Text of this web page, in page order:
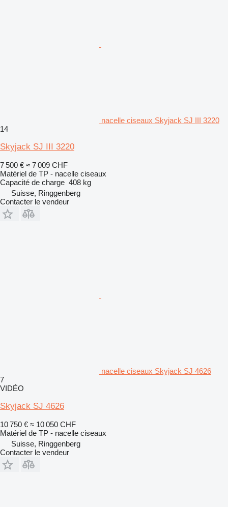
nacelle ciseaux Skyjack SJ III 3220
14
Skyjack SJ III 3220
7 500 € ≈ 7 009 CHF
Matériel de TP - nacelle ciseaux
Capacité de charge 408 kg
Suisse, Ringgenberg
Contacter le vendeur
nacelle ciseaux Skyjack SJ 4626
7
VIDÉO
Skyjack SJ 4626
10 750 € ≈ 10 050 CHF
Matériel de TP - nacelle ciseaux
Suisse, Ringgenberg
Contacter le vendeur